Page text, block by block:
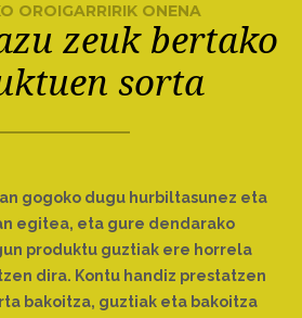
OROIGARRIRIK ONENA
zeuk bertako
sorta
gogoko dugu hurbiltasunez eta
egitea, eta gure dendarako
produktu guztiak ere horrela
dira. Kontu handiz prestatzen
bakoitza, guztiak eta bakoitza